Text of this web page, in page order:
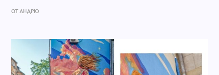
ОТ АНДРЮ